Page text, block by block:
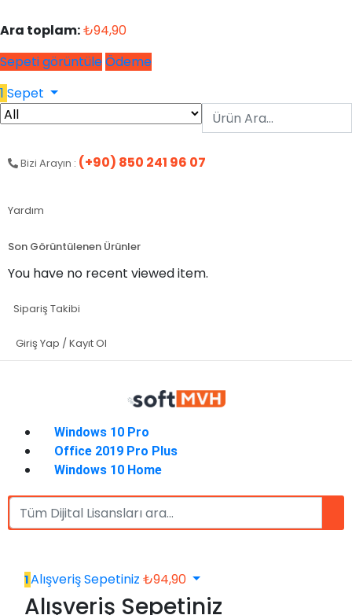
Ara toplam:₺94,90
Sepeti görüntüleÖdeme
1 Sepet
Bizi Arayın : (+90) 850 241 96 07
Yardım
Son Görüntülenen Ürünler
You have no recent viewed item.
Sipariş Takibi
Giriş Yap / Kayıt Ol
Windows 10 Pro
Office 2019 Pro Plus
Windows 10 Home
1Alışveriş Sepetiniz ₺94,90
Alışveriş Sepetiniz